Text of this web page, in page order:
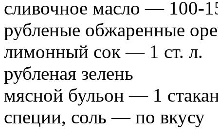
сливочное масло — 100-
рубленые обжаренные
лимонный сок — 1 ст. л.
рубленая зелень
мясной бульон — 1
специи, соль — по вкусу